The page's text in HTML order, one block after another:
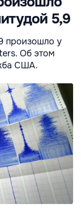
5,9
произошло у
Об этом
США.